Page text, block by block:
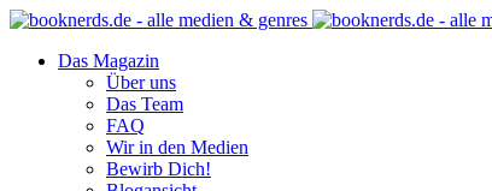
Das Magazin
Über uns
Das Team
FAQ
Wir in den Medien
Bewirb Dich!